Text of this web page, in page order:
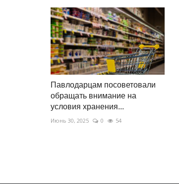
Павлодарцам посоветовали
обращать внимание на
условия хранения...
Июнь 30, 2025 0 54